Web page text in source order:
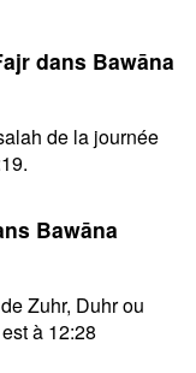
dans Bawāna
de la journée
Bawāna
Zuhr, Duhr ou
à 12:28